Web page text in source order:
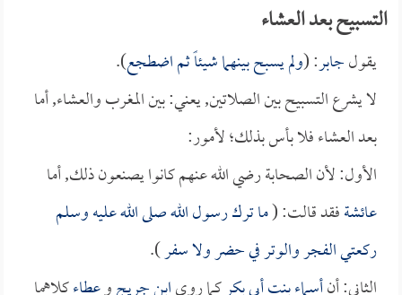
التسبيح بعد العشاء
يقولجابر: (ولم يسبح بينهما شيئاً ثم اضطجع).
لا يشرع التسبيح بين الصلاتين, يعني: بين المغرب والعشاء, أما
بعد العشاء فلا بأس بذلك؛ لأمور:
الأول: لأن الصحابة رضي الله عنهم كانوا يصنعون ذلك, أما
عائشةفقد قالت: (ما ترك رسول الله صلى الله عليه وسلم
ركعتي الفجر والوتر في حضر ولا سفر).